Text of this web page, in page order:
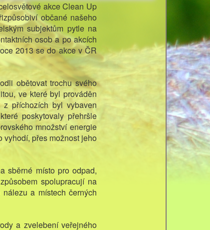
akce Clean Up
občané našeho
subjektům pytle na
osob a po akcích
2013 se do akce v ČR
obětovat trochu svého
ve které byl prováděn
příchozích byl vybaven
poskytovaly přehršle
množství energie
vyhodí, přes možnost jeho
sběrné místo pro odpad,
spolupracují na
a místech černých
a zvelebení veřejného